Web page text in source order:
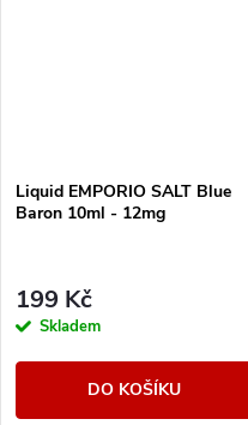
Liquid EMPORIO SALT Blue
Baron 10ml - 12mg
199 Kč
Skladem
DO KOŠÍKU